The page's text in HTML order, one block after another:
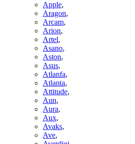
Apple,
Aragon,
Arcam,
Arion,
Artel,
Asano,
Aston,
Asus,
Atlanfa,
Atlanta,
Attitude,
Aun,
Aura,
Aux,
Avaks,
Ave,